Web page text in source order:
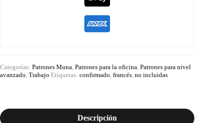
Categorías: Patrones Muna Patrones para la oficina Patrones para nivel
avanzado Trabajo Etiquetas: confirmado francés no incluidas
Descripción